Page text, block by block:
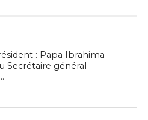
: Papa Ibrahima
Secrétaire général